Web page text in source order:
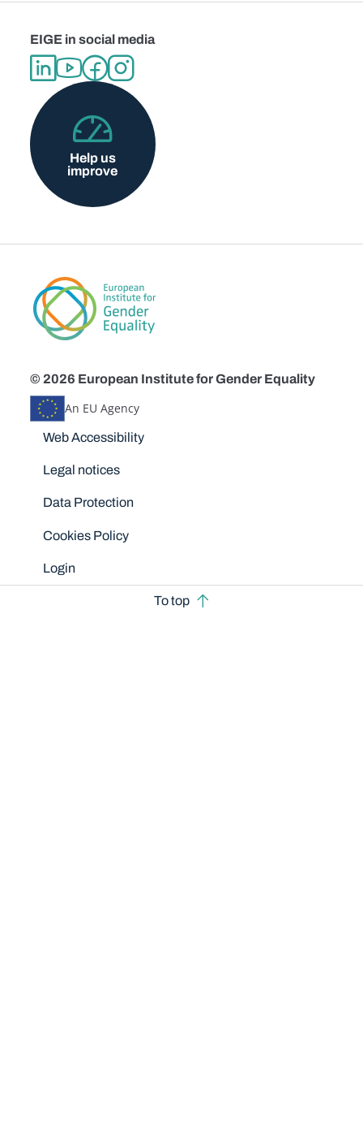
EIGE in social media
Help us
improve
© 2026 European Institute for Gender Equality
An EU Agency
Disclaimers
Web Accessibility
Legal notices
Data Protection
Cookies Policy
Login
To top